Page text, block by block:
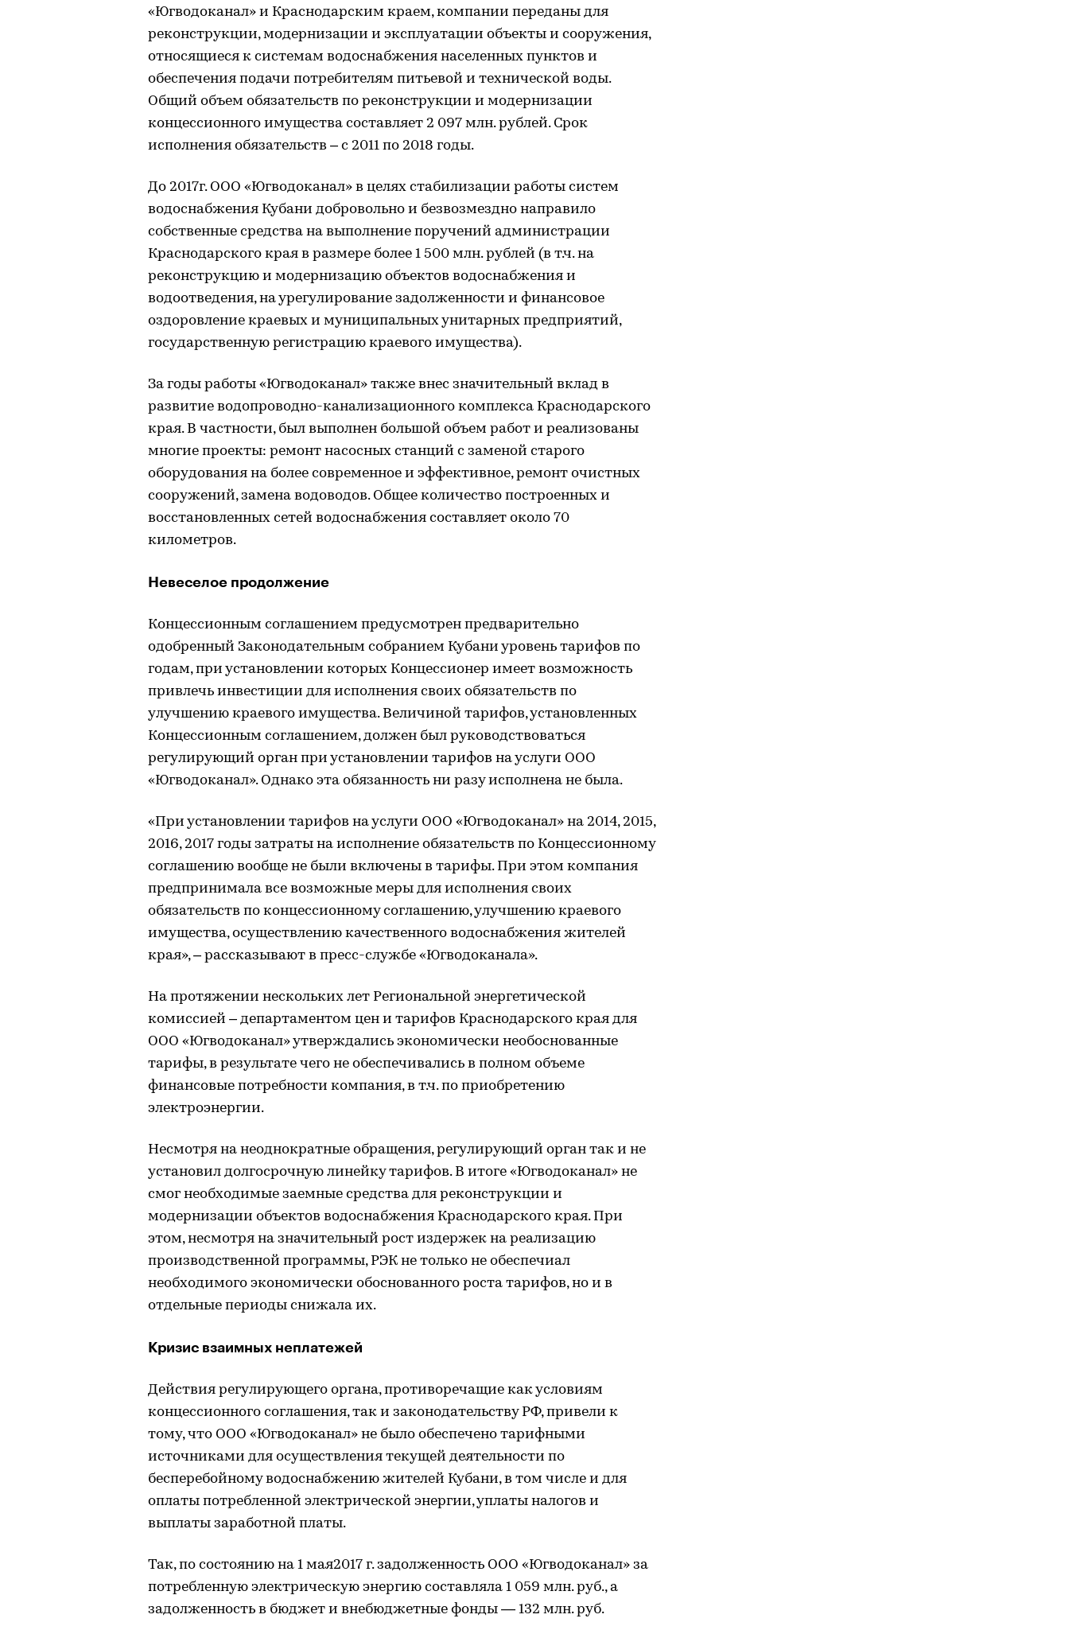
«Югводоканал» и Краснодарским краем, компании переданы для
реконструкции, модернизации и эксплуатации объекты и сооружения,
относящиеся к системам водоснабжения населенных пунктов и
обеспечения подачи потребителям питьевой и технической воды.
Общий объем обязательств по реконструкции и модернизации
концессионного имущества составляет 2 097 млн. рублей. Срок
исполнения обязательств – с 2011 по 2018 годы.
До 2017г. ООО «Югводоканал» в целях стабилизации работы систем
водоснабжения Кубани добровольно и безвозмездно направило
собственные средства на выполнение поручений администрации
Краснодарского края в размере более 1 500 млн. рублей (в т.ч. на
реконструкцию и модернизацию объектов водоснабжения и
водоотведения, на урегулирование задолженности и финансовое
оздоровление краевых и муниципальных унитарных предприятий,
государственную регистрацию краевого имущества).
За годы работы «Югводоканал» также внес значительный вклад в
развитие водопроводно-канализационного комплекса Краснодарского
края. В частности, был выполнен большой объем работ и реализованы
многие проекты: ремонт насосных станций с заменой старого
оборудования на более современное и эффективное, ремонт очистных
сооружений, замена водоводов. Общее количество построенных и
восстановленных сетей водоснабжения составляет около 70
километров.
Невеселое продолжение
Концессионным соглашением предусмотрен предварительно
одобренный Законодательным собранием Кубани уровень тарифов по
годам, при установлении которых Концессионер имеет возможность
привлечь инвестиции для исполнения своих обязательств по
улучшению краевого имущества. Величиной тарифов, установленных
Концессионным соглашением, должен был руководствоваться
регулирующий орган при установлении тарифов на услуги ООО
«Югводоканал». Однако эта обязанность ни разу исполнена не была.
«При установлении тарифов на услуги ООО «Югводоканал» на 2014, 2015,
2016, 2017 годы затраты на исполнение обязательств по Концессионному
соглашению вообще не были включены в тарифы. При этом компания
предпринимала все возможные меры для исполнения своих
обязательств по концессионному соглашению, улучшению краевого
имущества, осуществлению качественного водоснабжения жителей
края», – рассказывают в пресс-службе «Югводоканала».
На протяжении нескольких лет Региональной энергетической
комиссией – департаментом цен и тарифов Краснодарского края для
ООО «Югводоканал» утверждались экономически необоснованные
тарифы, в результате чего не обеспечивались в полном объеме
финансовые потребности компания, в т.ч. по приобретению
электроэнергии.
Несмотря на неоднократные обращения, регулирующий орган так и не
установил долгосрочную линейку тарифов. В итоге «Югводоканал» не
смог необходимые заемные средства для реконструкции и
модернизации объектов водоснабжения Краснодарского края. При
этом, несмотря на значительный рост издержек на реализацию
производственной программы, РЭК не только не обеспечиал
необходимого экономически обоснованного роста тарифов, но и в
отдельные периоды снижала их.
Кризис взаимных неплатежей
Действия регулирующего органа, противоречащие как условиям
концессионного соглашения, так и законодательству РФ, привели к
тому, что ООО «Югводоканал» не было обеспечено тарифными
источниками для осуществления текущей деятельности по
бесперебойному водоснабжению жителей Кубани, в том числе и для
оплаты потребленной электрической энергии, уплаты налогов и
выплаты заработной платы.
Так, по состоянию на 1 мая2017 г. задолженность ООО «Югводоканал» за
потребленную электрическую энергию составляла 1 059 млн. руб., а
задолженность в бюджет и внебюджетные фонды — 132 млн. руб.